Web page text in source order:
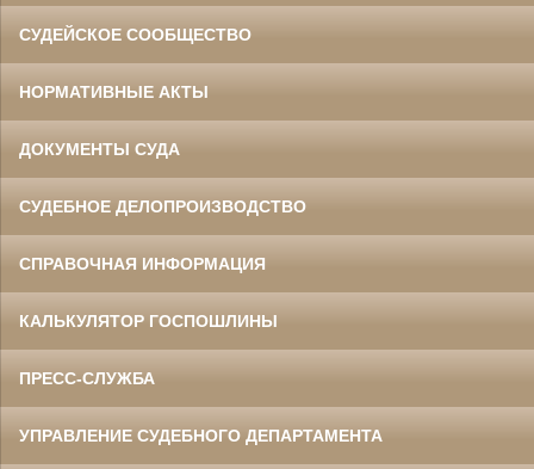
СУДЕЙСКОЕ СООБЩЕСТВО
НОРМАТИВНЫЕ АКТЫ
ДОКУМЕНТЫ СУДА
СУДЕБНОЕ ДЕЛОПРОИЗВОДСТВО
СПРАВОЧНАЯ ИНФОРМАЦИЯ
КАЛЬКУЛЯТОР ГОСПОШЛИНЫ
ПРЕСС-СЛУЖБА
УПРАВЛЕНИЕ СУДЕБНОГО ДЕПАРТАМЕНТА